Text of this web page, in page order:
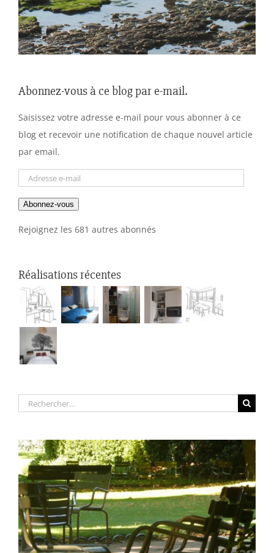
Abonnez-vous à ce blog par e-mail.
Saisissez votre adresse e-mail pour vous abonner à ce
blog et recevoir une notification de chaque nouvel article
par email.
Adresse
mail
Abonnez-vous
Rejoignez les 681 autres abonnés
Réalisations récentes
Rechercher: